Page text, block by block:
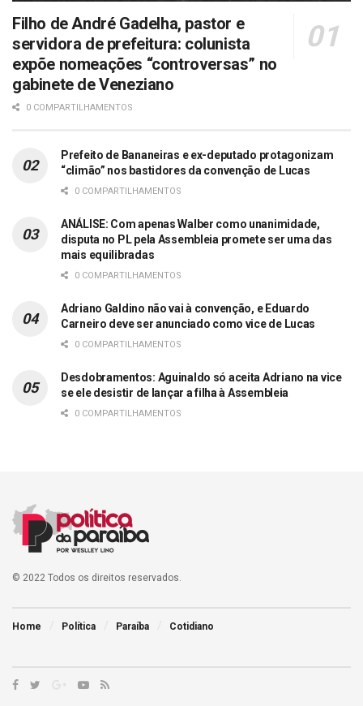
Filho de André Gadelha, pastor e
servidora de prefeitura: colunista
expõe nomeações “controversas” no
gabinete de Veneziano
0 COMPARTILHAMENTOS
Prefeito de Bananeiras e ex-deputado protagonizam
“climão” nos bastidores da convenção de Lucas
0 COMPARTILHAMENTOS
ANÁLISE: Com apenas Walber como unanimidade,
disputa no PL pela Assembleia promete ser uma das
mais equilibradas
0 COMPARTILHAMENTOS
Adriano Galdino não vai à convenção, e Eduardo
Carneiro deve ser anunciado como vice de Lucas
0 COMPARTILHAMENTOS
Desdobramentos: Aguinaldo só aceita Adriano na vice
se ele desistir de lançar a filha à Assembleia
0 COMPARTILHAMENTOS
© 2022 Todos os direitos reservados.
Home Política Paraíba Cotidiano